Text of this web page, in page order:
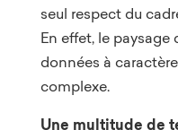
seul respect du
En effet, le paysage
données à
complexe.
Une multitude de